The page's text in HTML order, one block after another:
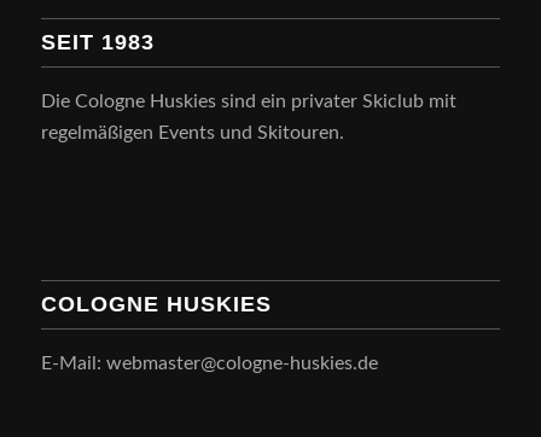
SEIT 1983
Die Cologne Huskies sind ein privater Skiclub mit
regelmäßigen Events und Skitouren.
COLOGNE HUSKIES
E-Mail: webmaster@cologne-huskies.de